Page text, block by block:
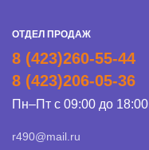
ОТДЕЛ ПРОДАЖ
8 (423)260-55-44
8 (423)206-05-36
Пн–Пт с 09:00 до 18:00
r490@mail.ru